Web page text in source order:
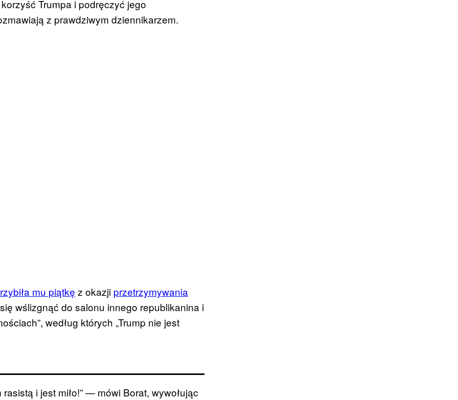
Trumpa i podręczyć jego
z prawdziwym dziennikarzem.
mu piątkę z okazji przetrzymywania
wślizgnąć do salonu innego republikanina i
według których „Trump nie jest
i jest miło!” — mówi Borat, wywołując